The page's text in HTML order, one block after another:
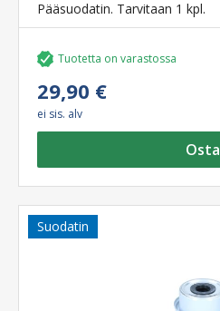
Pääsuodatin. Tarvitaan 1 kpl.
Tuotetta on varastossa
29,90 €
ei sis. alv
Osta
Suodatin